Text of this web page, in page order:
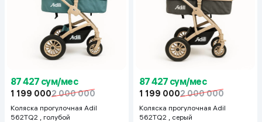
87 427 сум/мес
1 199 0002 000 000
Коляска прогулочная Adil
562TQ2 , голубой
87 427 сум/мес
1 199 0002 000 000
Коляска прогулочная Adil
562TQ2 , серый